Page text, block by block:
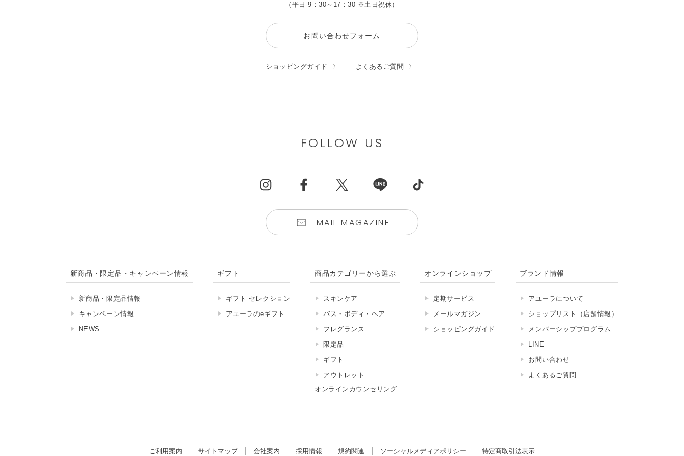
（平日 9：30～17：30 ※土日祝休）
お問い合わせフォーム
ショッピングガイド よくあるご質問
FOLLOW US
MAIL MAGAZINE
新商品・限定品・キャンペーン情報
新商品・限定品情報
キャンペーン情報
NEWS
ギフト
ギフト セレクション
アユーラのeギフト
商品カテゴリーから選ぶ
スキンケア
バス・ボディ・ヘア
フレグランス
限定品
ギフト
アウトレット
オンラインカウンセリング
オンラインショップ
定期サービス
メールマガジン
ショッピングガイド
ブランド情報
アユーラについて
ショップリスト（店舗情報）
メンバーシッププログラム
LINE
お問い合わせ
よくあるご質問
ご利用案内 サイトマップ 会社案内 採用情報 規約関連 ソーシャルメディアポリシー 特定商取引法表示